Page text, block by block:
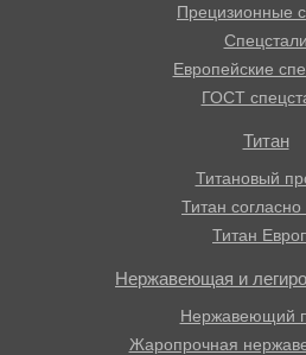
Прецизионные
Спецстали
Европейские
ГОСТ
Титан
Титановый
Титан
Титан
Нержавеющая и
Нержавеющий
Жаропрочная